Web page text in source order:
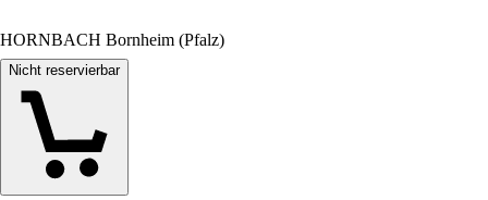
HORNBACH Bornheim (Pfalz)
Nicht reservierbar